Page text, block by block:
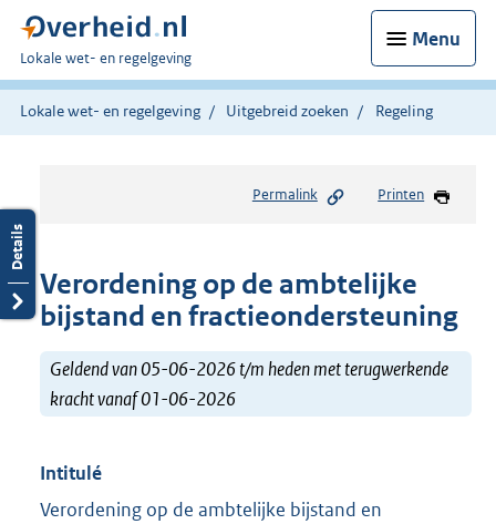
Menu
U
bent
hier:
Lokale wet- en regelgeving
Lokale wet- en regelgeving Uitgebreid zoeken Regeling
Permalink Printen
Verordening op de ambtelijke
bijstand en fractieondersteuning
Geldend van 05-06-2026 t/m heden met terugwerkende
kracht vanaf 01-06-2026
Intitulé
Verordening op de ambtelijke bijstand en